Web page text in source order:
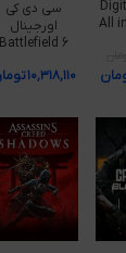
All
سی دی کی
اورجینال
Battlefield 6
۱۰,۳۱۸,۱۱۰